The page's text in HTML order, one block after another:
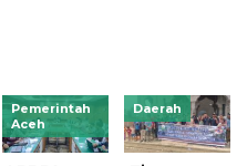
Pemerintah
Aceh
Daerah